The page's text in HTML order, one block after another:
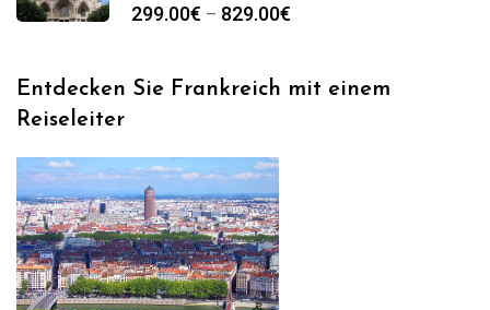
299.00€ – 829.00€
Entdecken Sie Frankreich mit einem
Reiseleiter